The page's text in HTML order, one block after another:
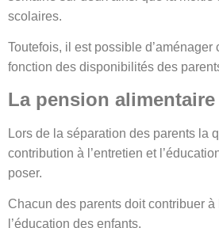
scolaires.
Toutefois, il est possible d’aménager
fonction des disponibilités des
La pension alimentaire
Lors de la séparation des parents la
contribution à l’entretien et
poser.
Chacun des parents doit contribuer à
l’éducation des enfants.